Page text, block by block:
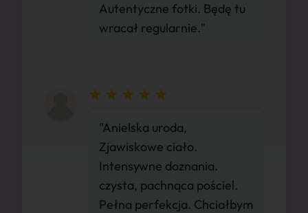
Autentyczne fotki. Będę tu
wracał regularnie."
"Anielska uroda,
Zjawiskowe ciało.
Intensywne doznania.
czysta, pachnąca pościel.
Pełna perfekcja. Chciałbym